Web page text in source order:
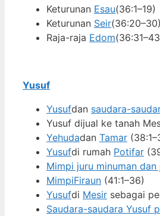
Keturunan Esau(36:1–19)
Keturunan Seir(36:20–30)
Raja-raja Edom
Yusuf
Yusufdan saudara-
Yusuf dijual ke tanah
Yehudadan Tamar
Yusufdi rumah Potifar
Mimpi juru minuman
MimpiFiraun (41:1–36)
Yusufdi Mesir sebagai
Saudara-saudara Yusuf